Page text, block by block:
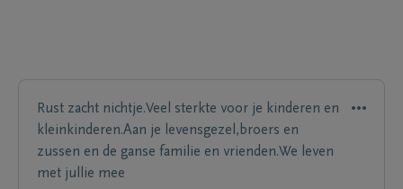
Rust zacht nichtje.Veel sterkte voor je kinderen en
kleinkinderen.Aan je levensgezel,broers en
zussen en de ganse familie en vrienden.We leven
met jullie mee